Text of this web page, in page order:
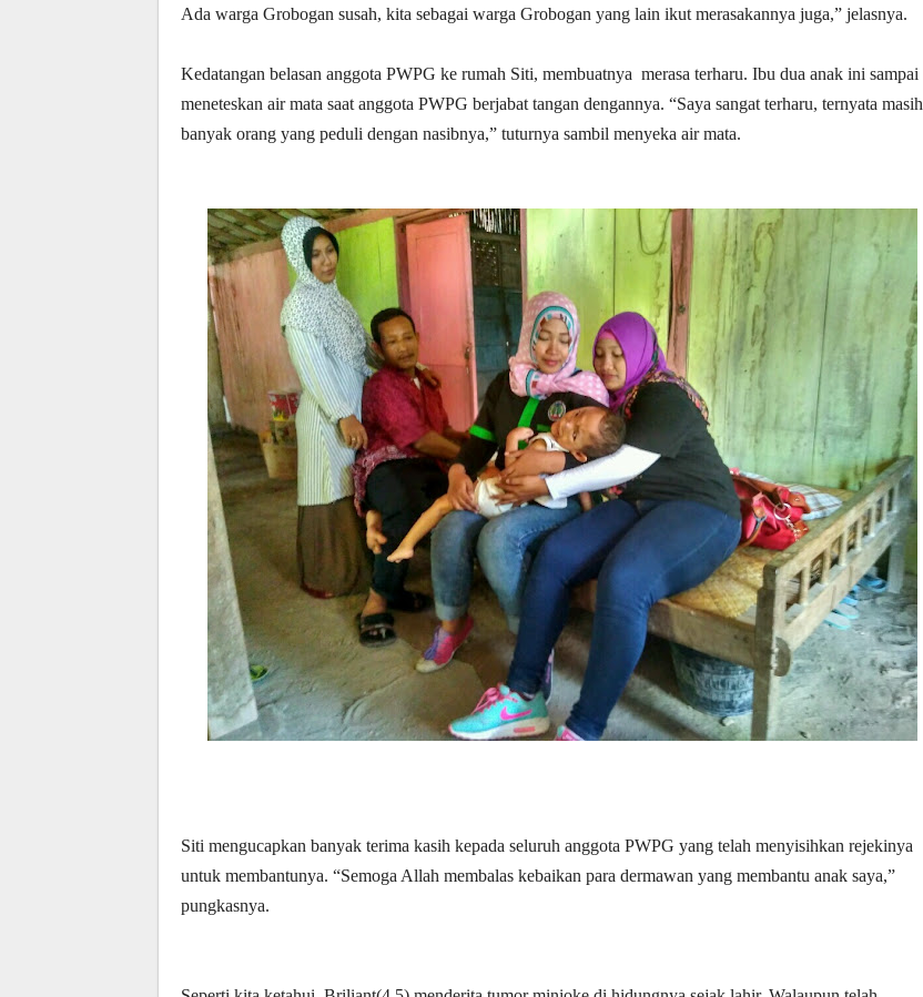
Ada warga Grobogan susah, kita sebagai warga Grobogan yang lain ikut merasakannya juga,” jelasnya.
Kedatangan belasan anggota PWPG ke rumah Siti, membuatnya merasa terharu. Ibu dua anak ini sampai
meneteskan air mata saat anggota PWPG berjabat tangan dengannya. “Saya sangat terharu, ternyata masih
banyak orang yang peduli dengan nasibnya,” tuturnya sambil menyeka air mata.
Siti mengucapkan banyak terima kasih kepada seluruh anggota PWPG yang telah menyisihkan rejekinya
untuk membantunya. “Semoga Allah membalas kebaikan para dermawan yang membantu anak saya,”
pungkasnya.